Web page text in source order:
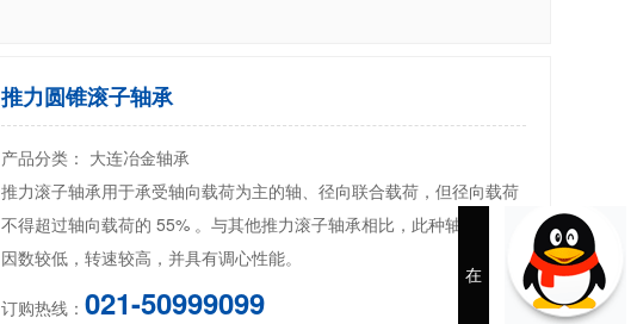
推力圆锥滚子轴承
产品分类： 大连冶金轴承
推力滚子轴承用于承受轴向载荷为主的轴、径向联合载荷，但径向载荷
不得超过轴向载荷的 55% 。与其他推力滚子轴承相比，此种轴承摩擦
因数较低，转速较高，并具有调心性能。
订购热线： 021-50999099
在